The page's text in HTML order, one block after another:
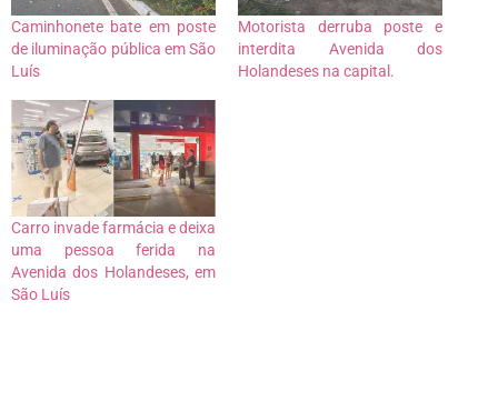
Caminhonete bate em poste
de iluminação pública em São
Luís
Motorista derruba poste e
interdita Avenida dos
Holandeses na capital.
Carro invade farmácia e deixa
uma pessoa ferida na
Avenida dos Holandeses, em
São Luís